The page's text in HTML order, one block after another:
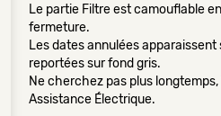
Le partie Filtre est camouflable
fermeture.
Les dates annulées apparaissent
reportées sur fond gris.
Ne cherchez pas plus longtemps,
Assistance Électrique.